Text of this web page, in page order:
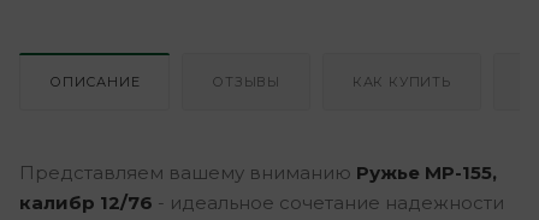
ОПИСАНИЕ ОТЗЫВЫ КАК КУПИТЬ
Представляем вашему вниманию Ружье МР-155,
калибр 12/76 - идеальное сочетание надежности